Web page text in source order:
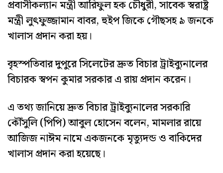
প্রবাসীকল্যান মন্ত্রী আরিফুল হক চৌধুরী, সাবেক স্বরাষ্ট্র
মন্ত্রী লুৎফুজ্জামান বাবর, হুইপ জিকে গৌছসহ ৯ জনকে
খালাস প্রদান করা হয়।
বৃহস্পতিবার দুপুরে সিলেটের দ্রুত বিচার ট্রাইব্যুনালের
বিচারক স্বপন কুমার সরকার এ রায় প্রদান করেন।
এ তথ্য জানিয়ে দ্রুত বিচার ট্রাইব্যুনালের সরকারি
কৌঁসুলি (পিপি) আবুল হোসেন বলেন, মামলার রায়ে
আজিজ নাঈম নামে একজনকে মৃত্যুদন্ড ও বাকিদের
খালাস প্রদান করা হয়েছে।